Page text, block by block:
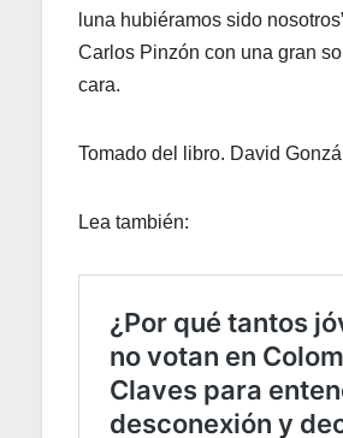
luna hubiéramos sido
Carlos Pinzón con una gran
cara.
Tomado del libro. David
Lea también: